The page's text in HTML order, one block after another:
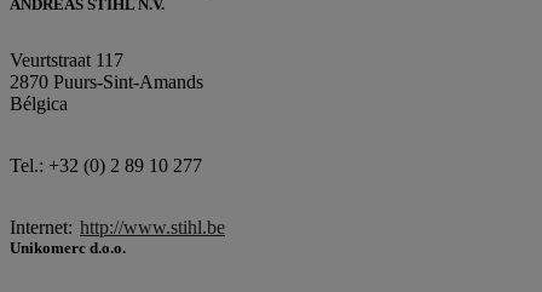
ANDREAS STIHL N.V.
Veurtstraat 117
2870 Puurs-Sint-Amands
Bélgica
Tel.: +32 (0) 2 89 10 277
Internet: http://www.stihl.be
Unikomerc d.o.o.